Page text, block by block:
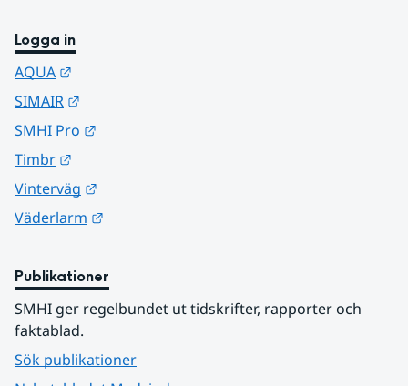
Logga in
AQUA
SIMAIR
SMHI Pro
Timbr
Vinterväg
Väderlarm
Publikationer
SMHI ger regelbundet ut tidskrifter, rapporter och
faktablad.
Sök publikationer